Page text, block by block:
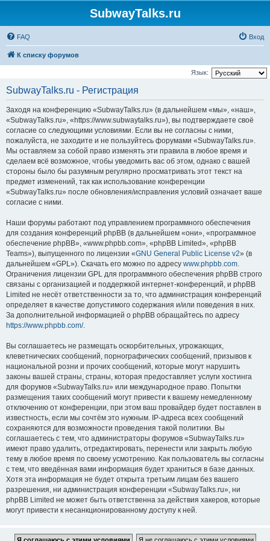
SubwayTalks.ru
FAQ Вход
К списку форумов
Язык:
SubwayTalks.ru - Регистрация
Заходя на конференцию «SubwayTalks.ru» (в дальнейшем «мы», «наш»,
«SubwayTalks.ru», «https://www.subwaytalks.ru»), вы подтверждаете своё
согласие со следующими условиями. Если вы не согласны с ними,
пожалуйста, не заходите и не пользуйтесь форумами «SubwayTalks.ru».
Мы оставляем за собой право изменять эти правила в любое время и
сделаем всё возможное, чтобы уведомить вас об этом, однако с вашей
стороны было бы разумным регулярно просматривать этот текст на
предмет изменений, так как использование конференции
«SubwayTalks.ru» после обновления/исправления условий означает ваше
согласие с ними.
Наши форумы работают под управлением программного обеспечения
для создания конференций phpBB (в дальнейшем «они», «программное
обеспечение phpBB», «www.phpbb.com», «phpBB Limited», «phpBB
Teams»), выпущенного по лицензии «GNU General Public License v2» (в
дальнейшем «GPL»). Скачать его можно по адресу www.phpbb.com.
Ограничения лицензии GPL для программного обеспечения phpBB строго
связаны с организацией и поддержкой интернет-конференций, и phpBB
Limited не несёт ответственности за то, что администрация конференций
определяет в качестве допустимого содержания и/или поведения в них.
За дополнительной информацией о phpBB обращайтесь по адресу
https://www.phpbb.com/.
Вы соглашаетесь не размещать оскорбительных, угрожающих,
клеветнических сообщений, порнографических сообщений, призывов к
национальной розни и прочих сообщений, которые могут нарушить
законы вашей страны, страны, которая предоставляет услуги хостинга
для форумов «SubwayTalks.ru» или международное право. Попытки
размещения таких сообщений могут привести к вашему немедленному
отключению от конференции, при этом ваш провайдер будет поставлен в
известность, если мы сочтём это нужным. IP-адреса всех сообщений
сохраняются для возможности проведения такой политики. Вы
соглашаетесь с тем, что администраторы форумов «SubwayTalks.ru»
имеют право удалить, отредактировать, перенести или закрыть любую
тему в любое время по своему усмотрению. Как пользователь вы согласны
с тем, что введённая вами информация будет храниться в базе данных.
Хотя эта информация не будет открыта третьим лицам без вашего
разрешения, ни администрация конференции «SubwayTalks.ru», ни
phpBB Limited не может быть ответственна за действия хакеров, которые
могут привести к несанкционированному доступу к ней.